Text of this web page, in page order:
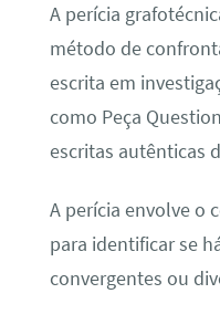
A perícia
método de
escrita em
como Peça
escritas autênticas
A perícia envolve o
para identificar se
convergentes ou